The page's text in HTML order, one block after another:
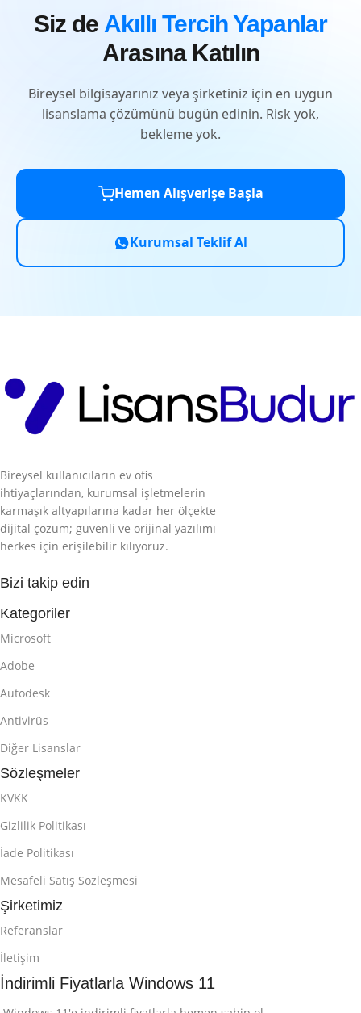
Siz de Akıllı Tercih Yapanlar
Arasına Katılın
Bireysel bilgisayarınız veya şirketiniz için en uygun
lisanslama çözümünü bugün edinin. Risk yok,
bekleme yok.
Hemen Alışverişe Başla
Kurumsal Teklif Al
Bireysel kullanıcıların ev ofis
ihtiyaçlarından, kurumsal işletmelerin
karmaşık altyapılarına kadar her ölçekte
dijital çözüm; güvenli ve orijinal yazılımı
herkes için erişilebilir kılıyoruz.
Bizi takip edin
Kategoriler
Microsoft
Adobe
Autodesk
Antivirüs
Diğer Lisanslar
Sözleşmeler
KVKK
Gizlilik Politikası
İade Politikası
Mesafeli Satış Sözleşmesi
Şirketimiz
Referanslar
İletişim
İndirimli Fiyatlarla Windows 11